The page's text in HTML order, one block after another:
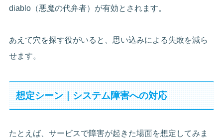
diablo（悪魔の代弁者）が有効とされます。
あえて穴を探す役がいると、思い込みによる失敗を減ら
せます。
想定シーン｜システム障害への対応
たとえば、サービスで障害が起きた場面を想定してみま